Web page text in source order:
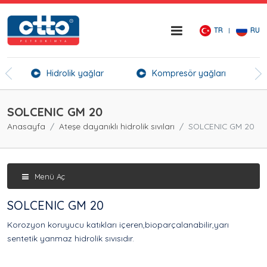
TR RU
Hidrolik yağlar Kompresör yağları
SOLCENIC GM 20
Anasayfa Ateşe dayanıklı hidrolik sıvıları SOLCENIC GM 20
Menü Aç
SOLCENIC GM 20
Korozyon koruyucu katıkları içeren,bioparçalanabilir,yarı
sentetik yanmaz hidrolik sıvısıdır.